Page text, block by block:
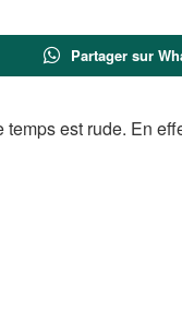
Partager sur
temps est rude. En